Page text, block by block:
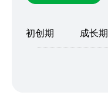
初创期 成长期